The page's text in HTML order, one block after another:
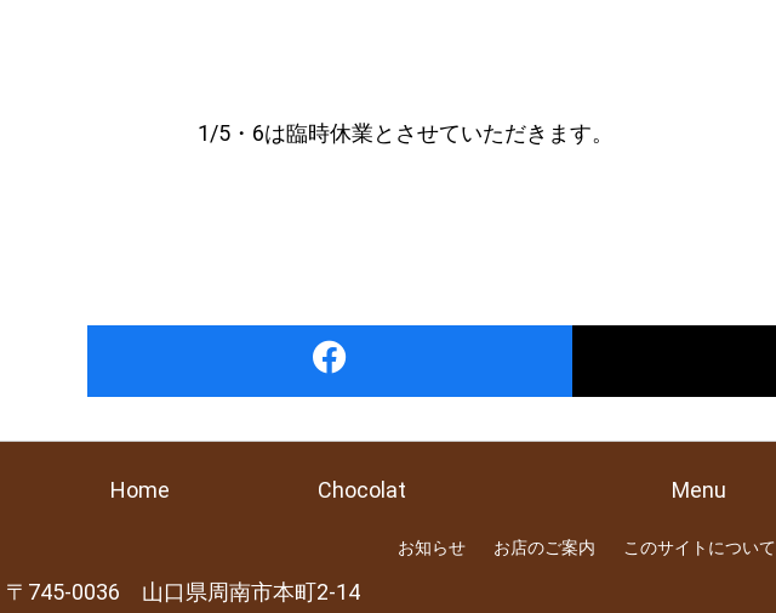
1/5・6は臨時休業とさせていただきます。
Home Chocolat Menu
お知らせ お店のご案内 このサイトについて
745-0036 山口県周南市本町2-14